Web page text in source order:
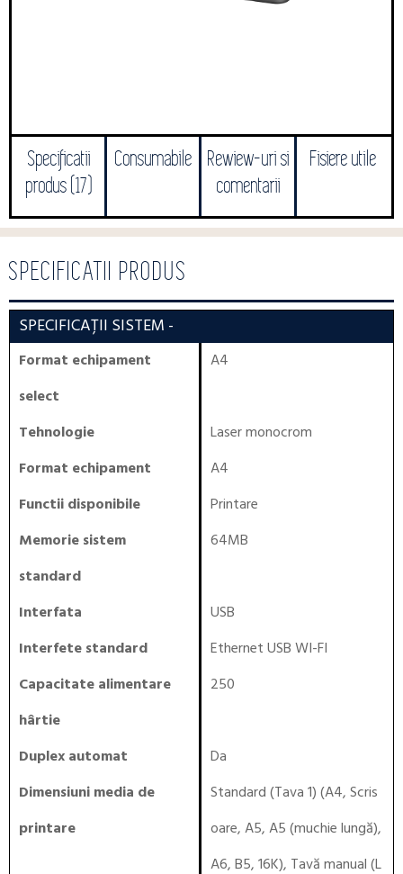
Specificatii
produs (17)
Consumabile
Rewiew-uri si
comentarii
Fisiere utile
SPECIFICATII PRODUS
SPECIFICAȚII SISTEM -
Format echipament
select
A4
Tehnologie
Laser monocrom
Format echipament
A4
Functii disponibile
Printare
Memorie sistem
standard
64MB
Interfata
USB
Interfete standard
Ethernet USB WI-FI
Capacitate alimentare
hârtie
250
Duplex automat
Da
Dimensiuni media de
printare
Standard (Tava 1) (A4, Scris
oare, A5, A5 (muchie lungă),
A6, B5, 16K), Tavă manual (L